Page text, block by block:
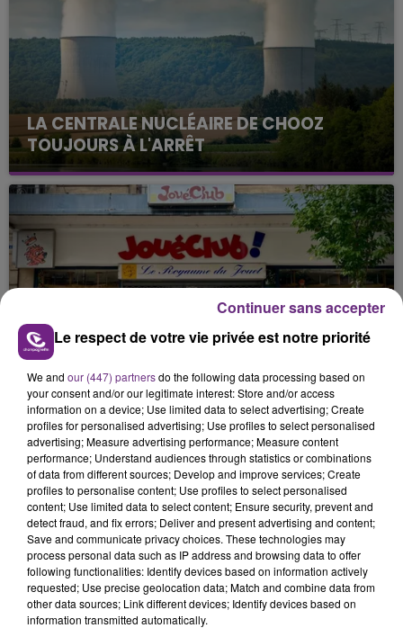
LA CENTRALE NUCLÉAIRE DE CHOOZ
TOUJOURS À L'ARRÊT
Cela fait déjà une semaine que la centrale
nucléaire ardennaise est à l'arrêt. Une situation
justifiée par la sécheresse intense qui est toujours
présente.
LE MAGASIN JOUÉCLUB DE REIMS FERME
SES PORTES
C'était l'une des institutions du centre-ville
rémois. Le magasin JouéClub est contraint de
fermer ses portes.
TITRES DIFFUSÉS
5h52
5h52 5h49
5h49
Le respect de votre vie privée est notre priorité
We and our (447) partnersdo the following data processing based on
your consent and/or our legitimate interest: Store and/or access
information on a device; Use limited data to select advertising; Create
profiles for personalised advertising; Use profiles to select personalised
advertising; Measure advertising performance; Measure content
performance; Understand audiences through statistics or combinations
of data from different sources; Develop and improve services; Create
profiles to personalise content; Use profiles to select personalised
content; Use limited data to select content; Ensure security, prevent and
detect fraud, and fix errors; Deliver and present advertising and content;
Save and communicate privacy choices. These technologies may
process personal data such as IP address and browsing data to offer
following functionalities: Identify devices based on information actively
requested; Use precise geolocation data; Match and combine data from
other data sources; Link different devices; Identify devices based on
information transmitted automatically.
Continuer sans accepter